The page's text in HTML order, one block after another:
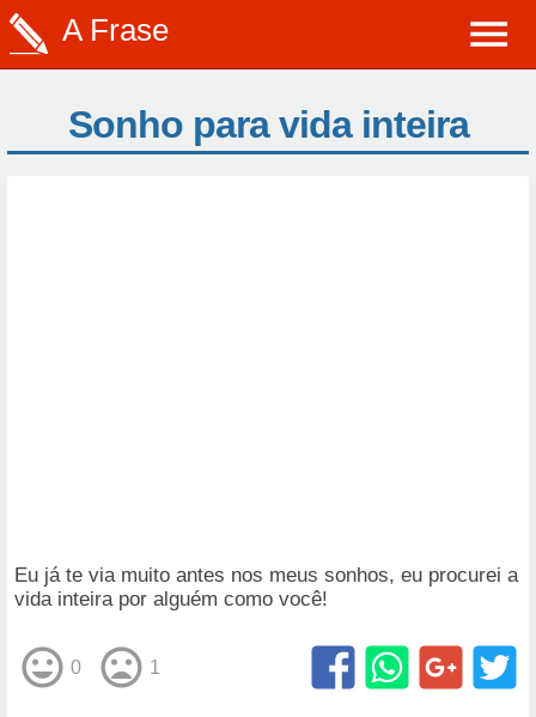
A Frase
Sonho para vida inteira
Eu já te via muito antes nos meus sonhos, eu procurei a
vida inteira por alguém como você!
0 1